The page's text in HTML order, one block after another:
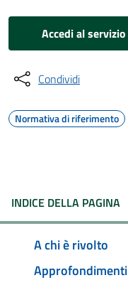
Accedi al servizio
Condividi
Normativa di riferimento
INDICE DELLA PAGINA
A chi è rivolto
Approfondimenti